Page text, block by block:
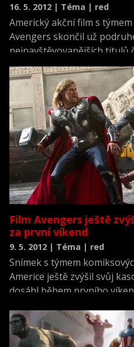
16. 5. 2012 | Téma | red
Americký akční film s
Avengers skončil už
nejnavštěvovanějších titulů
podle informací Unie
přes 65.000 diváků, kteří v
milionu korun. Zatím jich
Film Avengers ještě
za první víkend
9. 5. 2012 | Téma | red
Snímek s týmem
Americe ještě zvýšil svůj
dosáhl během prvního
celkem zaplatili 207,4
miliardy korun),